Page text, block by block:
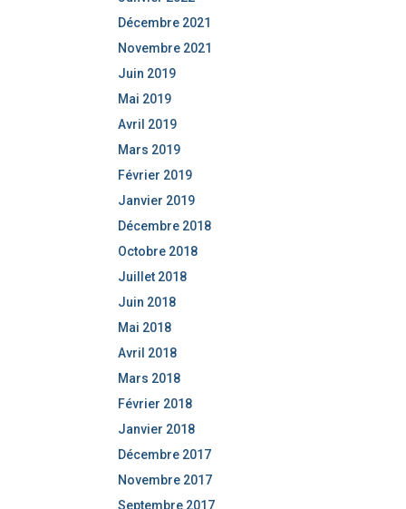
Décembre 2021
Novembre 2021
Juin 2019
Mai 2019
Avril 2019
Mars 2019
Février 2019
Janvier 2019
Décembre 2018
Octobre 2018
Juillet 2018
Juin 2018
Mai 2018
Avril 2018
Mars 2018
Février 2018
Janvier 2018
Décembre 2017
Novembre 2017
Septembre 2017